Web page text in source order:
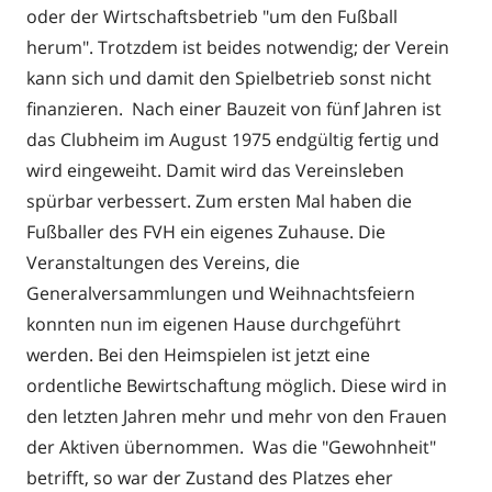
oder der Wirtschaftsbetrieb "um den Fußball
herum". Trotzdem ist beides notwendig; der Verein
kann sich und damit den Spielbetrieb sonst nicht
finanzieren. Nach einer Bauzeit von fünf Jahren ist
das Clubheim im August 1975 endgültig fertig und
wird eingeweiht. Damit wird das Vereinsleben
spürbar verbessert. Zum ersten Mal haben die
Fußballer des FVH ein eigenes Zuhause. Die
Veranstaltungen des Vereins, die
Generalversammlungen und Weihnachtsfeiern
konnten nun im eigenen Hause durchgeführt
werden. Bei den Heimspielen ist jetzt eine
ordentliche Bewirtschaftung möglich. Diese wird in
den letzten Jahren mehr und mehr von den Frauen
der Aktiven übernommen. Was die "Gewohnheit"
betrifft, so war der Zustand des Platzes eher